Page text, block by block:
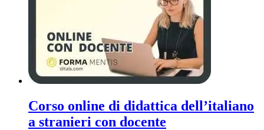
Corso online di didattica dell’italiano
a stranieri con docente